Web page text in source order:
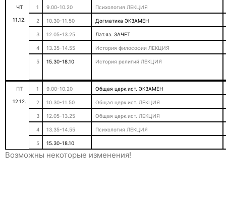
ЧТ
11.12.
1 9.00-10.20 Психология ЛЕКЦИЯ
2 10.30-11.50 Догматика ЭКЗАМЕН
3 12.05-13.25 Лат.яз. ЗАЧЕТ
4 13.35-14.55 История философии ЛЕКЦИЯ
5 15.30-18.10 История религий ЛЕКЦИЯ
ПТ
12.12.
1 9.00-10.20 Общая церк.ист. ЭКЗАМЕН
2 10.30-11.50 Общая церк.ист. ЛЕКЦИЯ
3 12.05-13.25 Общая церк.ист. ЛЕКЦИЯ
4 13.35-14.55 Психология ЛЕКЦИЯ
5 15.30-18.10
Возможны некоторые изменения!